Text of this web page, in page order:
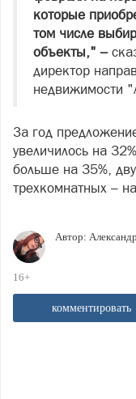
которые
том числе
объекты," –
директор
недвижимости
За год
увеличилось на
больше на 35%,
трехкомнатных –
Автор:
16+
комментировать